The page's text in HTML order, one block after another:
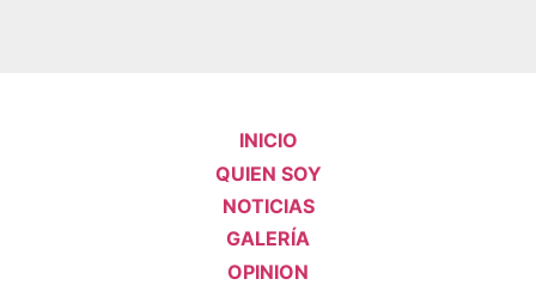
INICIO
QUIEN SOY
NOTICIAS
GALERÍA
OPINION